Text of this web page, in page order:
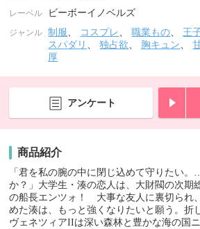
レーベル ビーボーイノベルズ
ジャンル 制服、 コスプレ 、職業もの、 王
スパダリ 、独占欲、 胸キュン、
厚
アンケート
商品紹介
「君を私の腕の中に閉じ込めて守りたい
か？」大学生・湊の恋人は、大財閥の次期
の船長エンツォ！ 大事な友人に裏切られ
めた湊は、もっと強くなりたいと願う。折
ヴェネツィアIIは深い森林と豊かな海の国